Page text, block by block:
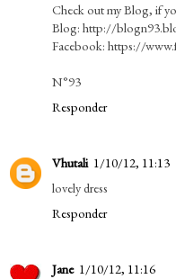
Check out my Blog, if
Blog: http://
Facebook: https://
N°93
Responder
Vhutali 1/10/12, 11:13
lovely dress
Responder
Jane 1/10/12, 11:16